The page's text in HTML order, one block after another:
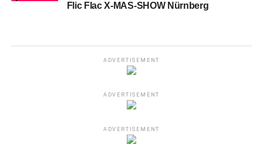
Flic Flac X-MAS-SHOW Nürnberg
ADVERTISEMENT
ADVERTISEMENT
ADVERTISEMENT